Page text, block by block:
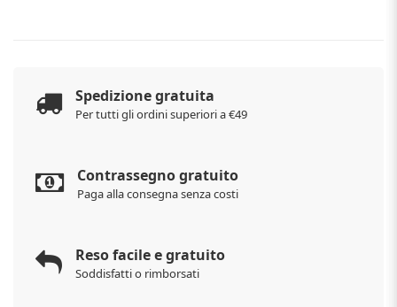
Spedizione gratuita
Per tutti gli ordini superiori a €49
Contrassegno gratuito
Paga alla consegna senza costi
Reso facile e gratuito
Soddisfatti o rimborsati